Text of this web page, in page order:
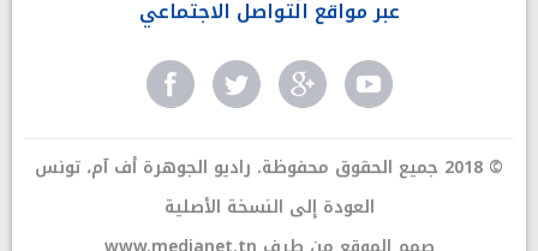
عبر مواقع التواصل الاجتماعي
© 2018 جميع الحقوق محفوظة. راديو الجوهرة أف آم، تونس
العودة إلى النسخة الأصلية